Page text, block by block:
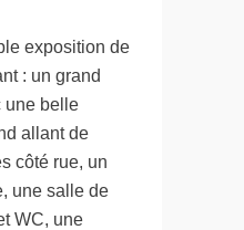
exposition de
: un grand
une belle
allant de
côté rue, un
une salle de
WC, une